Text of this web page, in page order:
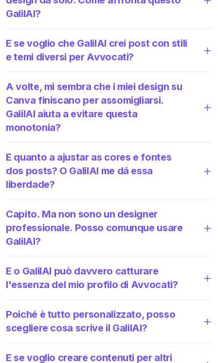
GalilAI?
E se voglio che GalilAI crei post con stili
e temi diversi per Avvocati?
A volte, mi sembra che i miei design su
Canva finiscano per assomigliarsi.
GalilAI aiuta a evitare questa
monotonia?
E quanto a ajustar as cores e fontes
dos posts? O GalilAI me dá essa
liberdade?
Capito. Ma non sono un designer
professionale. Posso comunque usare
GalilAI?
E o GalilAI può davvero catturare
l'essenza del mio profilo di Avvocati?
Poiché è tutto personalizzato, posso
scegliere cosa scrive il GalilAI?
E se voglio creare contenuti per altri